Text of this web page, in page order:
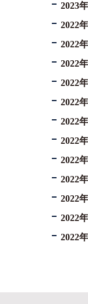
2023
2022
2022
2022
2022
2022
2022
2022
2022
2022
2022
2022
2022